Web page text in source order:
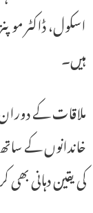
اسکول، ڈاکٹر
ہیں۔
ملاقات کے
خاندانوں کے
کی یقین دہانی